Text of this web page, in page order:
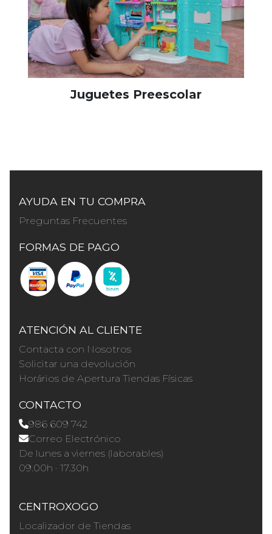
Juguetes Preescolar
AYUDA EN TU COMPRA
Preguntas Frecuentes
FORMAS DE PAGO
ATENCIÓN AL CLIENTE
Contacta con Nosotros
Solicitar una devolución
Horários de Apertura Tiendas Físicas
CONTACTO
986 609 742
Correo Electrónico
De lunes a viernes (laborables)
09.00h · 17.30h
CENTROXOGO
Localizador de Tiendas